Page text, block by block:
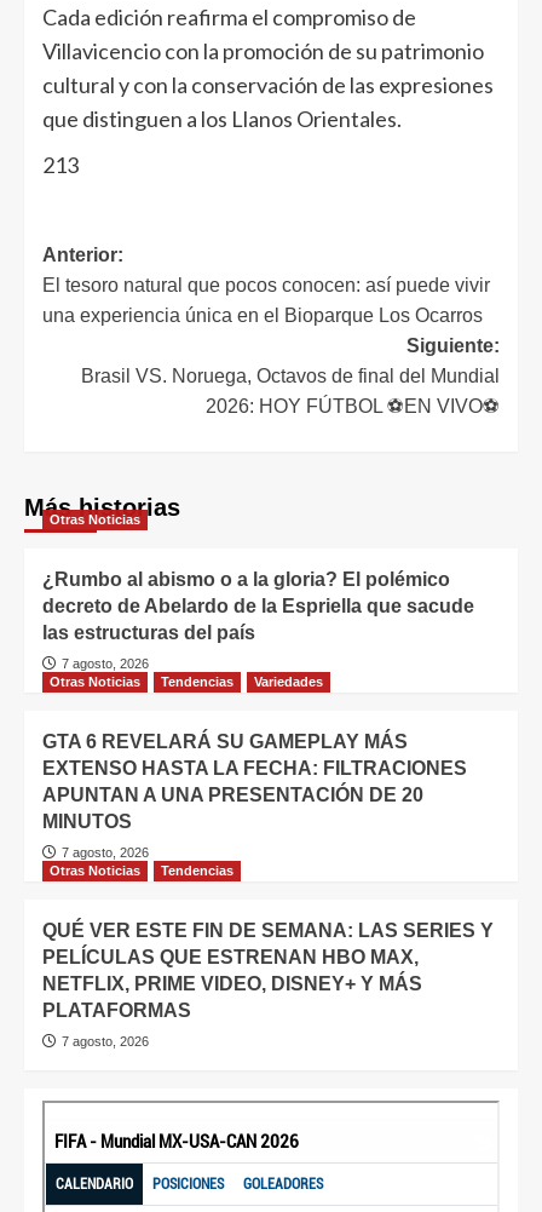
Cada edición reafirma el compromiso de
Villavicencio con la promoción de su patrimonio
cultural y con la conservación de las expresiones
que distinguen a los Llanos Orientales.
213
Anterior:
El tesoro natural que pocos conocen: así puede vivir
una experiencia única en el Bioparque Los Ocarros
Siguiente:
Brasil VS. Noruega, Octavos de final del Mundial
2026: HOY FÚTBOL ⚽EN VIVO⚽
Más historias
Otras Noticias
¿Rumbo al abismo o a la gloria? El polémico
decreto de Abelardo de la Espriella que sacude
las estructuras del país
7 agosto, 2026
Otras Noticias
Tendencias Variedades
GTA 6 REVELARÁ SU GAMEPLAY MÁS
EXTENSO HASTA LA FECHA: FILTRACIONES
APUNTAN A UNA PRESENTACIÓN DE 20
MINUTOS
7 agosto, 2026
Otras Noticias
Tendencias
QUÉ VER ESTE FIN DE SEMANA: LAS SERIES Y
PELÍCULAS QUE ESTRENAN HBO MAX,
NETFLIX, PRIME VIDEO, DISNEY+ Y MÁS
PLATAFORMAS
7 agosto, 2026